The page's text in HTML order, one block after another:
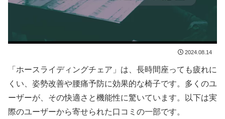
2024.08.14
「ホースライディングチェア」は、長時間座っても疲れに
くい、姿勢改善や腰痛予防に効果的な椅子です。多くのユ
ーザーが、その快適さと機能性に驚いています。以下は実
際のユーザーから寄せられた口コミの一部です。